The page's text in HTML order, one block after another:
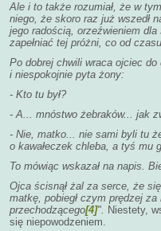
Ale i to także rozumiał, że w
niego, że skoro raz już wszedł
jego radością, orzeźwieniem
zapełniać tej próżni, co od
Po dobrej chwili wraca ojciec
i niespokojnie pyta żony:
- Kto tu był?
- A... mnóstwo żebraków... jak
- Nie, matko... nie sami byli tu
o kawałeczek chleba, a tyś mu
To mówiąc wskazał na napis.
Ojca ścisnął żal za serce, że
matkę, pobiegł czym prędzej
przechodzącego[4]". Niestety,
się niepowodzeniem.